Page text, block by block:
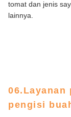
tomat dan jenis
lainnya.
06.Layanan
pengisi